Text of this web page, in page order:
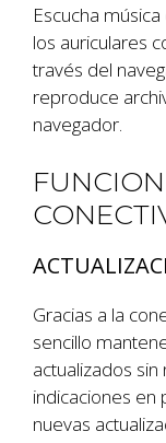
Escucha
los auriculares
través del
reproduce
navegador.
Gracias a la
sencillo
actualizados
indicaciones en
nuevas